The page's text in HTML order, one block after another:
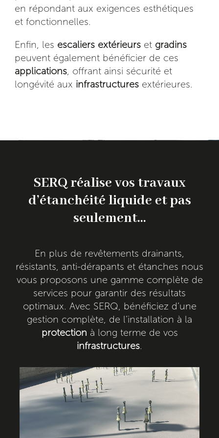
en répondant aux exigences esthétiques
et fonctionnelles.
Enfin, les escaliers extérieurs et gradins
peuvent également bénéficier de ces
applications , offrant ainsi sécurité et
longévité aux infrastructures extérieures.
SERQ réalise vos travaux
d’étanchéité liquide et pas
seulement…
En plus de revêtements drainants,
résistants, anti-dérapants et étanches nous
vous proposons une gamme complète de
services pour garantir des résultats
optimaux. Avec SERQ, bénéficiez d’une
gestion complète, de l’installation à la
protection à long terme de vos
infrastructures.